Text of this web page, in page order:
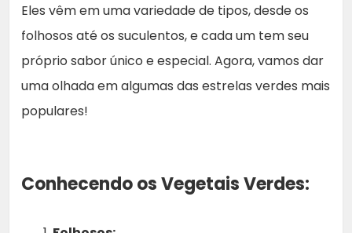
Eles vêm em uma variedade de tipos, desde os
folhosos até os suculentos, e cada um tem seu
próprio sabor único e especial. Agora, vamos dar
uma olhada em algumas das estrelas verdes mais
populares!
Conhecendo os Vegetais Verdes: